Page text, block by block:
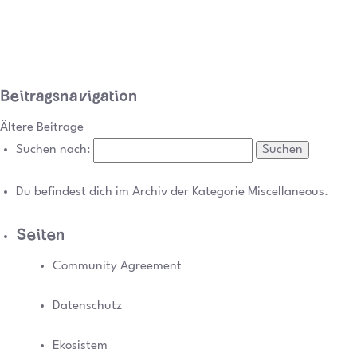
Beitragsnavigation
Ältere Beiträge
Suchen nach:
Du befindest dich im Archiv der Kategorie Miscellaneous.
Seiten
Community Agreement
Datenschutz
Ekosistem